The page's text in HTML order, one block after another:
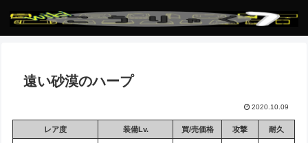
遠い砂漠のハープ
2020.10.09
レア度 装備Lv. 買/売価格 攻撃 耐久